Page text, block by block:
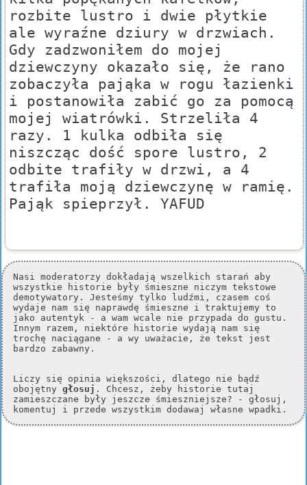
rozbite lustro i dwie płytkie
ale wyraźne dziury w drzwiach.
Gdy zadzwoniłem do mojej
dziewczyny okazało się, że rano
zobaczyła pająka w rogu łazienki
i postanowiła zabić go za pomocą
mojej wiatrówki. Strzeliła 4
razy. 1 kulka odbiła się
niszcząc dość spore lustro, 2
odbite trafiły w drzwi, a 4
trafiła moją dziewczynę w ramię.
Pająk spieprzył. YAFUD
Nasi moderatorzy dokładają wszelkich starań aby
wszystkie historie były śmieszne niczym tekstowe
demotywatory. Jesteśmy tylko ludźmi, czasem coś
wydaje nam się naprawdę śmieszne i traktujemy to
jako autentyk - a wam wcale nie przypada do gustu.
Innym razem, niektóre historie wydają nam się
trochę naciągane - a wy uważacie, że tekst jest
bardzo zabawny.
Liczy się opinia większości, dlatego nie bądź
obojętny głosuj . Chcesz, żeby historie tutaj
zamieszczane były jeszcze śmieszniejsze? - głosuj,
komentuj i przede wszystkim dodawaj własne wpadki.